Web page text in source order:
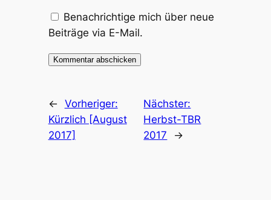
Benachrichtige mich über neue
Beiträge via E-Mail.
← Vorheriger:
Kürzlich [August
2017]
Nächster:
Herbst-TBR
2017
→